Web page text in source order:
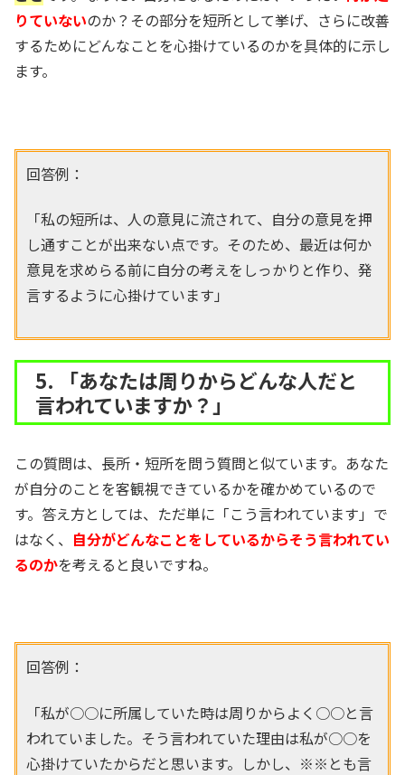
りていないのか？その部分を短所として挙げ、さらに改善
するためにどんなことを心掛けているのかを具体的に示し
ます。
回答例：
「私の短所は、人の意見に流されて、自分の意見を押
し通すことが出来ない点です。そのため、最近は何か
意見を求めらる前に自分の考えをしっかりと作り、発
言するように心掛けています」
5. 「あなたは周りからどんな人だと
言われていますか？」
この質問は、長所・短所を問う質問と似ています。あなた
が自分のことを客観視できているかを確かめているので
す。答え方としては、ただ単に「こう言われています」で
はなく、 自分がどんなことをしているからそう言われてい
るのかを考えると良いですね。
回答例：
「私が○○に所属していた時は周りからよく○○と言
われていました。そう言われていた理由は私が○○を
心掛けていたからだと思います。しかし、※※とも言